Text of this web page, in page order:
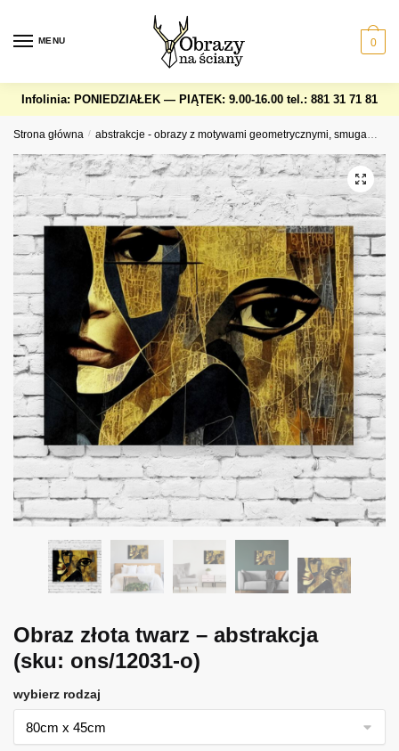
navigation
content
MENU 0
Infolinia: PONIEDZIAŁEK — PIĄTEK: 9.00-16.00 tel.: 881 31 71 81
Strona główna / abstrakcje - obrazy z motywami geometrycznymi, smugami, okręgami
Obraz złota twarz – abstrakcja
(sku: ons/12031-o)
wybierz rodzaj